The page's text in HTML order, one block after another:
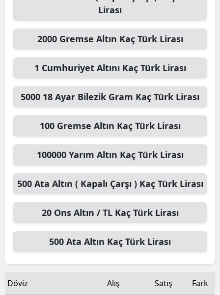
Lirası
2000 Gremse Altın Kaç Türk Lirası
1 Cumhuriyet Altını Kaç Türk Lirası
5000 18 Ayar Bilezik Gram Kaç Türk Lirası
100 Gremse Altın Kaç Türk Lirası
100000 Yarım Altın Kaç Türk Lirası
500 Ata Altın ( Kapalı Çarşı )Kaç Türk Lirası
20 Ons Altın / TLKaç Türk Lirası
500 Ata Altın Kaç Türk Lirası
Döviz Alış Satış Fark